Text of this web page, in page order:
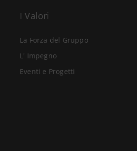
I Valori
La Forza del Gruppo
L' Impegno
Eventi e Progetti